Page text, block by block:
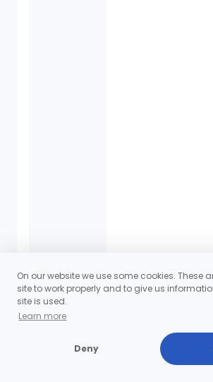
ビジネスモデル、レベニュ
On our website we use some cookies. These
site to work properly and to give us
site is used.
Learn more
Deny